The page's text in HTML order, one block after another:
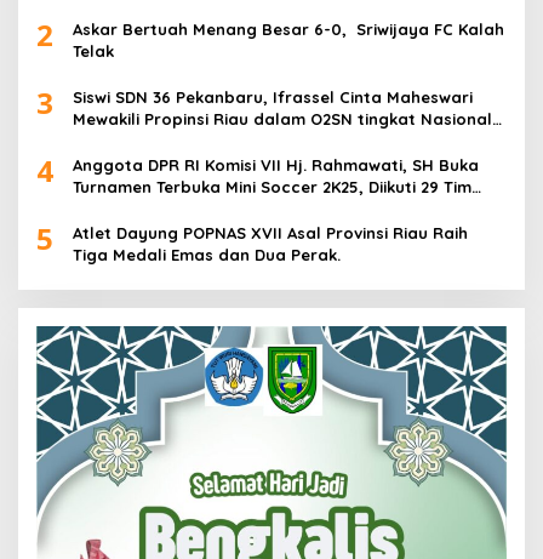
2
Askar Bertuah Menang Besar 6-0, Sriwijaya FC Kalah
Telak
3
Siswi SDN 36 Pekanbaru, Ifrassel Cinta Maheswari
Mewakili Propinsi Riau dalam O2SN tingkat Nasional
4
Anggota DPR RI Komisi VII Hj. Rahmawati, SH Buka
Turnamen Terbuka Mini Soccer 2K25, Diikuti 29 Tim
5
Atlet Dayung POPNAS XVII Asal Provinsi Riau Raih
Tiga Medali Emas dan Dua Perak.